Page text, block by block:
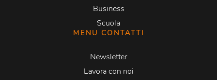
Business
Scuola
MENU CONTATTI
Newsletter
Lavora con noi